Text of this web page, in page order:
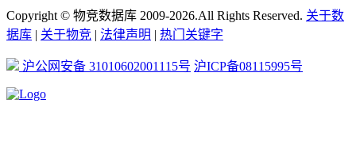
Copyright © 物竞数据库 2009-2026.All Rights Reserved. 关于数
据库 | 关于物竞 | 法律声明 | 热门关键字
沪公网安备 31010602001115号 沪ICP备08115995号